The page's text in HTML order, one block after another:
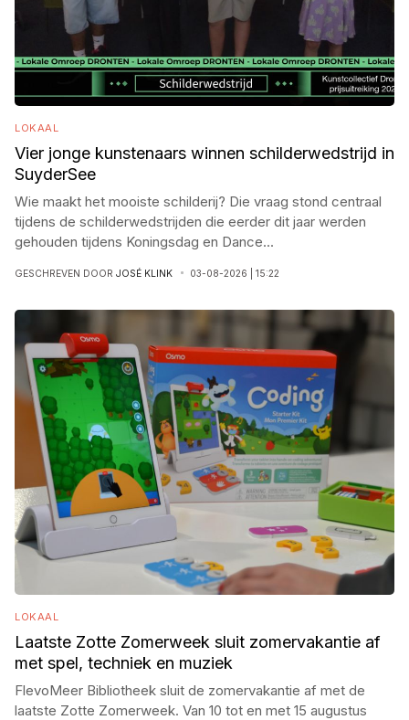
LOKAAL
Vier jonge kunstenaars winnen schilderwedstrijd in
SuyderSee
Wie maakt het mooiste schilderij? Die vraag stond centraal
tijdens de schilderwedstrijden die eerder dit jaar werden
gehouden tijdens Koningsdag en Dance...
GESCHREVEN DOOR JOSÉ KLINK 03-08-2026 | 15:22
LOKAAL
Laatste Zotte Zomerweek sluit zomervakantie af
met spel, techniek en muziek
FlevoMeer Bibliotheek sluit de zomervakantie af met de
laatste Zotte Zomerweek. Van 10 tot en met 15 augustus